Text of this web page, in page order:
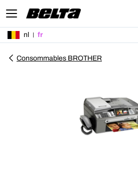
nl fr
Consommables BROTHER